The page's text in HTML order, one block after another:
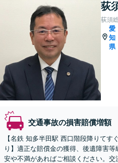
荻
荻須
愛
知
県
交通事故の損害賠償増額
【名鉄 知多半田駅 西口階段降りてす
り】適正な賠償金の獲得、後遺障害
安や不満があればご相談ください。